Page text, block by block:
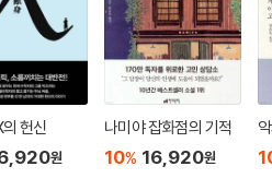
헌신
원
나미야 잡화점의 기적
10% 16,920원